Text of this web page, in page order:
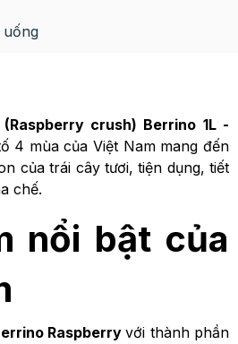
uống
crush) Berrino 1L -
4 mùa của Việt Nam mang đến
của trái cây tươi, tiện dụng, tiết
chế.
nổi bật của
Raspberryvới thành phần